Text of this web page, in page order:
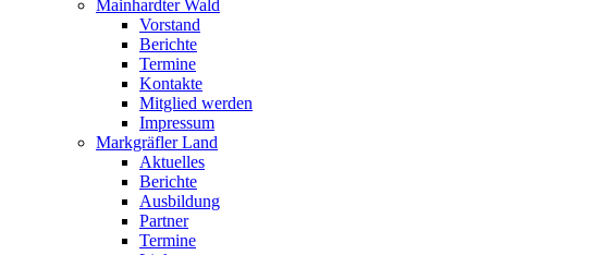
Mainhardter Wald
Vorstand
Berichte
Termine
Kontakte
Mitglied werden
Impressum
Markgräfler Land
Aktuelles
Berichte
Ausbildung
Partner
Termine